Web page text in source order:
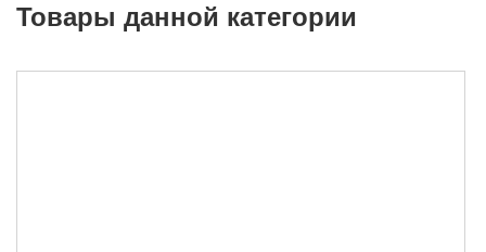
Товары данной категории